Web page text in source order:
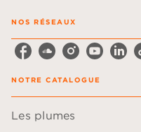
NOS RÉSEAUX
NOTRE CATALOGUE
Les plumes